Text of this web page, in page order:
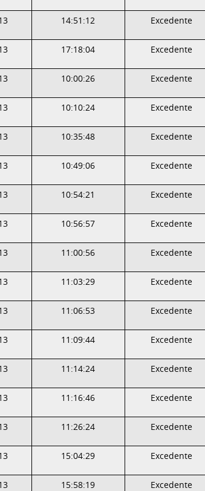
14:51:12 Excedente
17:18:04 Excedente
10:00:26 Excedente
10:10:24 Excedente
10:35:48 Excedente
10:49:06 Excedente
10:54:21 Excedente
10:56:57 Excedente
11:00:56 Excedente
11:03:29 Excedente
11:06:53 Excedente
11:09:44 Excedente
11:14:24 Excedente
11:16:46 Excedente
11:26:24 Excedente
15:04:29 Excedente
15:58:19 Excedente